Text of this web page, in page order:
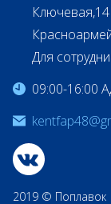
Ключевая,14
Для
09:00-16:00
2019 © Поплавок